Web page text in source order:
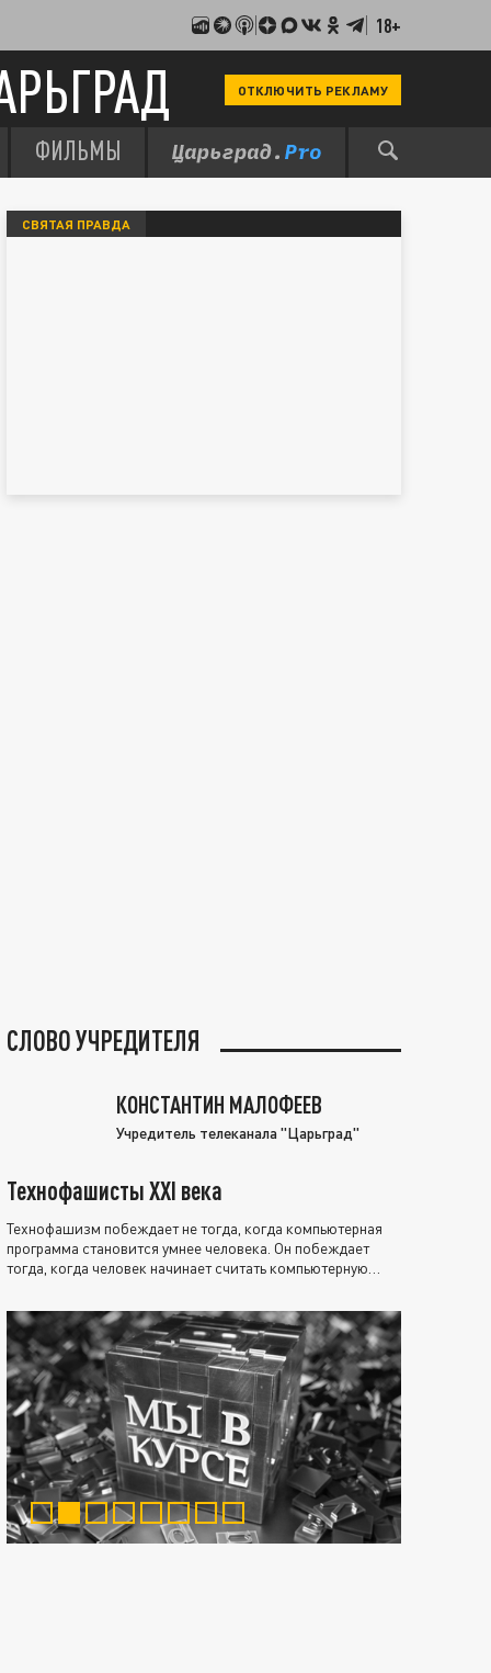
18+
ОТКЛЮЧИТЬ РЕКЛАМУ
ФИЛЬМЫ
СВЯТАЯ ПРАВДА
СЛОВО УЧРЕДИТЕЛЯ
КОНСТАНТИН МАЛОФЕЕВ
Учредитель телеканала "Царьград"
Технофашисты XXI века
Технофашизм побеждает не тогда, когда компьютерная
программа становится умнее человека. Он побеждает
тогда, когда человек начинает считать компьютерную